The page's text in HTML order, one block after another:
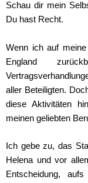
Schau dir mein
Du hast Recht.
Wenn ich auf
England
aller Beteiligten.
diese Aktivitäten
meinen geliebten
Ich gebe zu, das
Helena und vor
Entscheidung,